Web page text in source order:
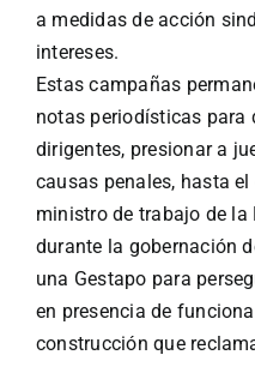
a medidas de acción
intereses.
Estas campañas
notas periodísticas para
dirigentes, presionar a
causas penales, hasta
ministro de trabajo de la
durante la gobernación
una Gestapo para
en presencia de
construcción que